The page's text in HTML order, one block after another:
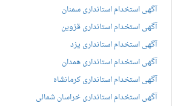
آگهی استخدام استانداری سمنان
آگهی استخدام استانداری قزوین
آگهی استخدام استانداری یزد
آگهی استخدام استانداری همدان
آگهی استخدام استانداری کرمانشاه
آگهی استخدام استانداری خراسان شمالی